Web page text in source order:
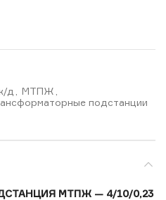
д МТПЖ
подстанции
МТПЖ — 4/10/0,23